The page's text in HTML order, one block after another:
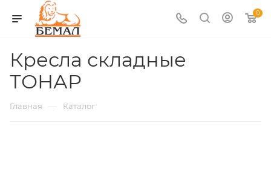
0
Кресла складные
ТОНАР
Главная — Каталог